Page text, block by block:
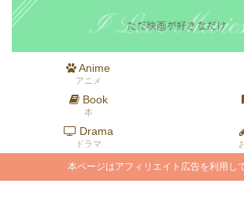
Anime
アニメ
Book
本
Drama
ドラマ
本ページはアフィリエイト広告を利用し